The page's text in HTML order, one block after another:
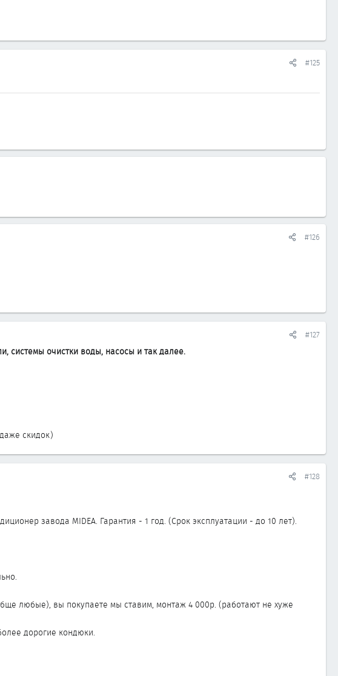
#125
#126
#127
системы очистки воды, насосы и так далее.
скидок)
#128
завода MIDEA. Гарантия - 1 год. (Срок эксплуатации - до 10 лет).
любые), вы покупаете мы ставим, монтаж 4 000р. (работают не хуже
дорогие кондюки.